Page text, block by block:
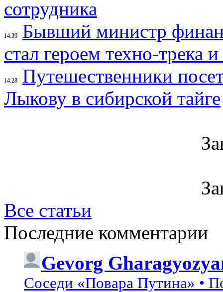
сотрудника
14:39
Бывший министр
стал героем техно-трека
14:28
Путешественники
Лыкову в сибирской тайге
Все статьи
Последние комментарии
Gevorg
Соседи «Повара Путина» •